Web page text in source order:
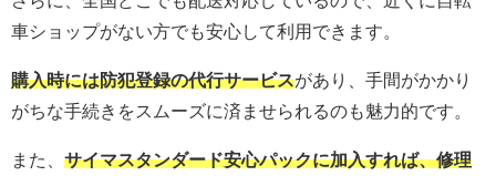
車ショップがない方でも安心して利用できます。
購入時には防犯登録の代行サービスがあり、手間がかかり
がちな手続きをスムーズに済ませられるのも魅力的です。
また、 サイマスタンダード安心パックに加入すれば、修理